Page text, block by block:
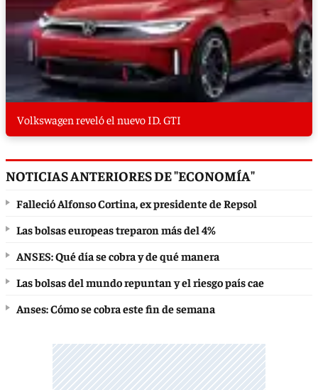
Volkswagen reveló el nuevo ID. GTI
NOTICIAS ANTERIORES DE "ECONOMÍA"
Falleció Alfonso Cortina, ex presidente de Repsol
Las bolsas europeas treparon más del 4%
ANSES: Qué día se cobra y de qué manera
Las bolsas del mundo repuntan y el riesgo país cae
Anses: Cómo se cobra este fin de semana